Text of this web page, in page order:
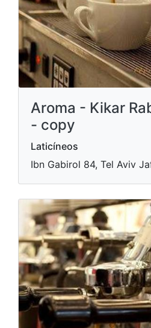
Aroma - Kikar
- copy
Laticíneos
Ibn Gabirol 84, Tel Aviv